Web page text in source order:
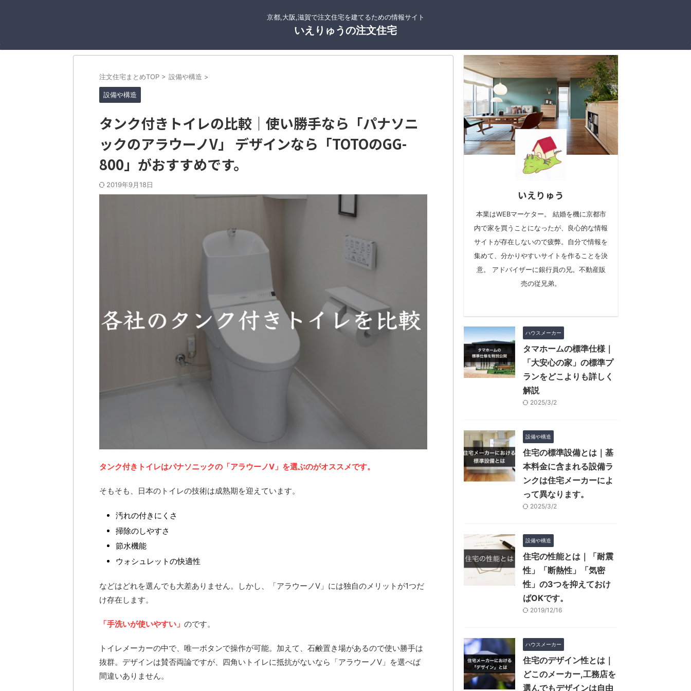
京都,大阪,滋賀で注文住宅を建てるための情報サイト
いえりゅうの注文住宅
注文住宅まとめTOP > 設備や構造 >
設備や構造
タンク付きトイレの比較｜使い勝手なら「パナソニ
ックのアラウーノV」 デザインなら「TOTOのGG-
800」がおすすめです。
2019年9月18日
タンク付きトイレはパナソニックの「アラウーノV」を選ぶのがオススメです。
そもそも、日本のトイレの技術は成熟期を迎えています。
汚れの付きにくさ
掃除のしやすさ
節水機能
ウォシュレットの快適性
などはどれを選んでも大差ありません。しかし、「アラウーノV」には独自のメリットが1つだ
け存在します。
「手洗いが使いやすい」 のです。
トイレメーカーの中で、唯一ボタンで操作が可能。加えて、石鹸置き場があるので使い勝手は
抜群。デザインは賛否両論ですが、四角いトイレに抵抗がないなら「アラウーノV」を選べば
間違いありません。
いえりゅう
本業はWEBマーケター。 結婚を機に京都市
内で家を買うことになったが、良心的な情報
サイトが存在しないので疲弊。自分で情報を
集めて、分かりやすいサイトを作ることを決
意。 アドバイザーに銀行員の兄。不動産販
売の従兄弟。
ハウスメーカー
タマホームの標準仕様｜
「大安心の家」の標準プ
ランをどこよりも詳しく
解説
2025/3/2
設備や構造
住宅の標準設備とは｜基
本料金に含まれる設備ラ
ンクは住宅メーカーによ
って異なります。
2025/3/2
設備や構造
住宅の性能とは｜「耐震
性」「断熱性」「気密
性」の3つを抑えておけ
ばOKです。
2019/12/16
ハウスメーカー
住宅のデザイン性とは｜
どこのメーカー,工務店を
選んでもデザインは自由